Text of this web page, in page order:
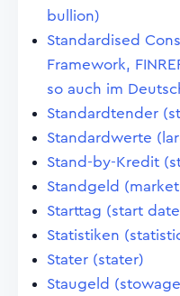
bullion)
Standardised
Framework,
so auch im
Standardtender
Standardwerte
Stand-by-Kredit
Standgeld
Starttag (start
Statistiken
Stater (stater)
Staugeld